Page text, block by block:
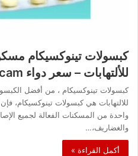
كبسولات تينوكسيكام
للألتهابات – سعر دواء Tenoxicam
كبسولات تينوكسيكام ، من أفضل
للالتهابات هي كبسولات تينوكسيكام،
واحدة من المسكنات الفعالة لجميع
والغضاريف،…
أكمل القراءة »